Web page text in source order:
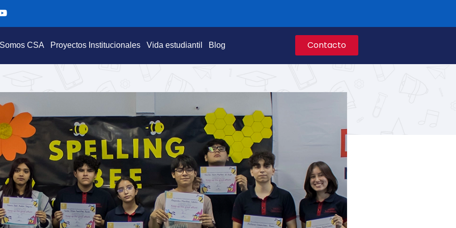
Y
o
u
u
e
Somos CSA Proyectos Institucionales Vida estudiantil Blog Contacto